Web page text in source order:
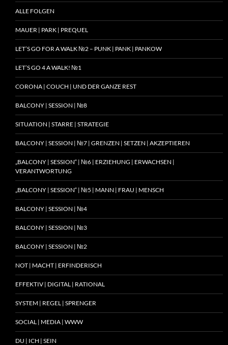
ALLE FOLGEN
MAUER | PARK | PREQUEL
LET’S GO FOR A WALK №2 – PUNK | PANK | PANKOW
LET’S GO 4 A WALK! №1
CORONA | COUCH | UND DER GANZE REST
BALCONY | SESSION | №8
SITUATION | STARRE | STRATEGIE
BALCONY | SESSION | №7 | GRENZEN | SETZEN | AKZEPTIEREN
„BALCONY | SESSION“ | №6 | ERZIEHUNG | ERWACHSEN |
VERANTWORTUNG
„BALCONY | SESSION“ | №5 | MANN | FRAU | MENSCH
BALCONY | SESSION | №4
BALCONY | SESSION | №3
BALCONY | SESSION | №2
NOT | MACHT | ERFINDERISCH
EFFEKTIV | DIGITAL | RATIONAL
SYSTEM | REGEL | SPRENGER
SOCIAL | MEDIA | WWW
DU | ICH | SEIN